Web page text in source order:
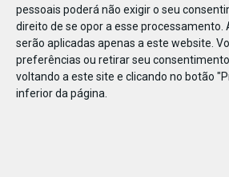
pessoais poderá não exigir o seu
direito de se opor a esse processamento.
serão aplicadas apenas a este website.
preferências ou retirar seu
voltando a este site e clicando no botão
inferior da página.